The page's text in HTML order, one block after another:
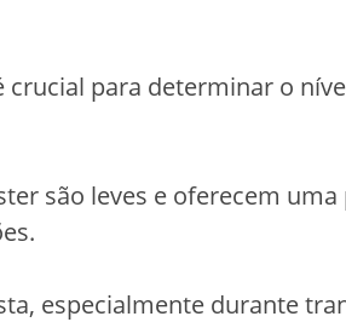
para determinar o
são leves e oferecem
especialmente durante